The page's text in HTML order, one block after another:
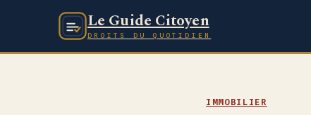
Le Guide Citoyen
DROITS DU QUOTIDIEN
IMMOBILIER